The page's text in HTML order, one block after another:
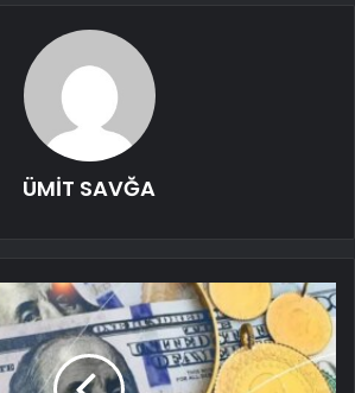
ÜMİT SAVĞA